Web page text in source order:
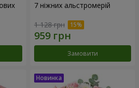
7 ніжних альстромерій
1 128 грн
Замовити